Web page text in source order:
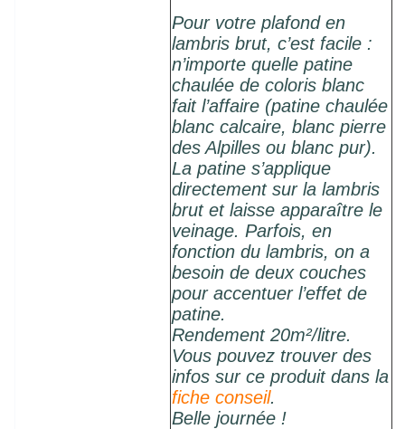
Pour votre plafond en
lambris brut, c’est facile :
n’importe quelle patine
chaulée de coloris blanc
fait l’affaire (patine chaulée
blanc calcaire, blanc pierre
des Alpilles ou blanc pur).
La patine s’applique
directement sur la lambris
brut et laisse apparaître le
veinage. Parfois, en
fonction du lambris, on a
besoin de deux couches
pour accentuer l’effet de
patine.
Rendement 20m²/litre.
Vous pouvez trouver des
infos sur ce produit dans la
fiche conseil.
Belle journée !